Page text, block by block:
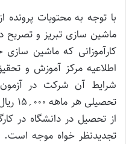
با توجه به محتویات پرونده
کارآموزانی که ماشین
اطلاعیه مرکز آموزش و
شرایط آن شرکت در
از تحصیل در دانشگاه در
تجدیدنظر خواه موجه